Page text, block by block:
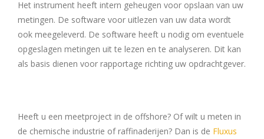
Het instrument heeft intern geheugen voor opslaan van uw
metingen. De software voor uitlezen van uw data wordt
ook meegeleverd. De software heeft u nodig om eventuele
opgeslagen metingen uit te lezen en te analyseren. Dit kan
als basis dienen voor rapportage richting uw opdrachtgever.
Heeft u een meetproject in de offshore? Of wilt u meten in
de chemische industrie of raffinaderijen? Dan is de Fluxus